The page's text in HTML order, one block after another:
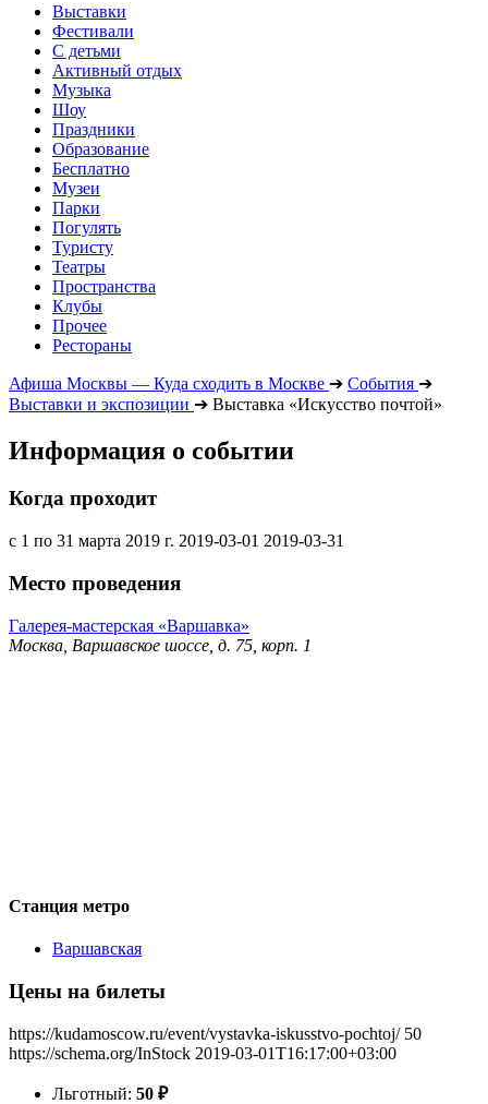
Выставки
Фестивали
С детьми
Активный отдых
Музыка
Шоу
Праздники
Образование
Бесплатно
Музеи
Парки
Погулять
Туристу
Театры
Пространства
Клубы
Прочее
Рестораны
Афиша Москвы — Куда сходить в Москве ➔ События ➔
Выставки и экспозиции ➔ Выставка «Искусство почтой»
Информация о событии
Когда проходит
с 1 по 31 марта 2019 г. 2019-03-01 2019-03-31
Место проведения
Галерея-мастерская «Варшавка»
Москва, Варшавское шоссе, д. 75, корп. 1
Станция метро
Варшавская
Цены на билеты
https://kudamoscow.ru/event/vystavka-iskusstvo-pochtoj/ 50
https://schema.org/InStock 2019-03-01T16:17:00+03:00
Льготный: 50 ₽